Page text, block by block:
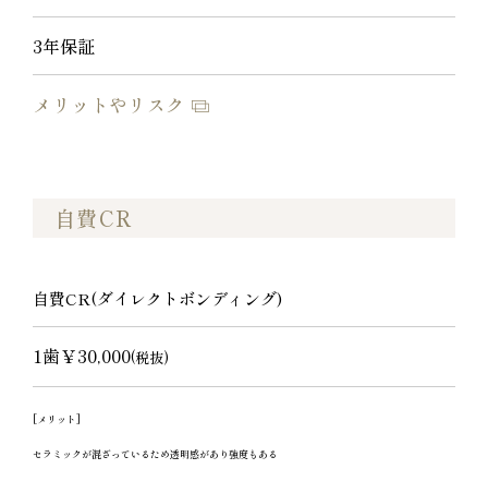
3年保証
メリットやリスク
自費CR
自費CR(ダイレクトボンディング)
1歯￥30,000(税抜)
[メリット]
セラミックが混ざっているため透明感があり強度もある